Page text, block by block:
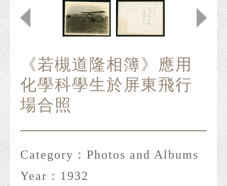
《若槻道隆相簿》應用
化學科學生於屏東飛行
場合照
Category： Photos and Albums
Year： 1932